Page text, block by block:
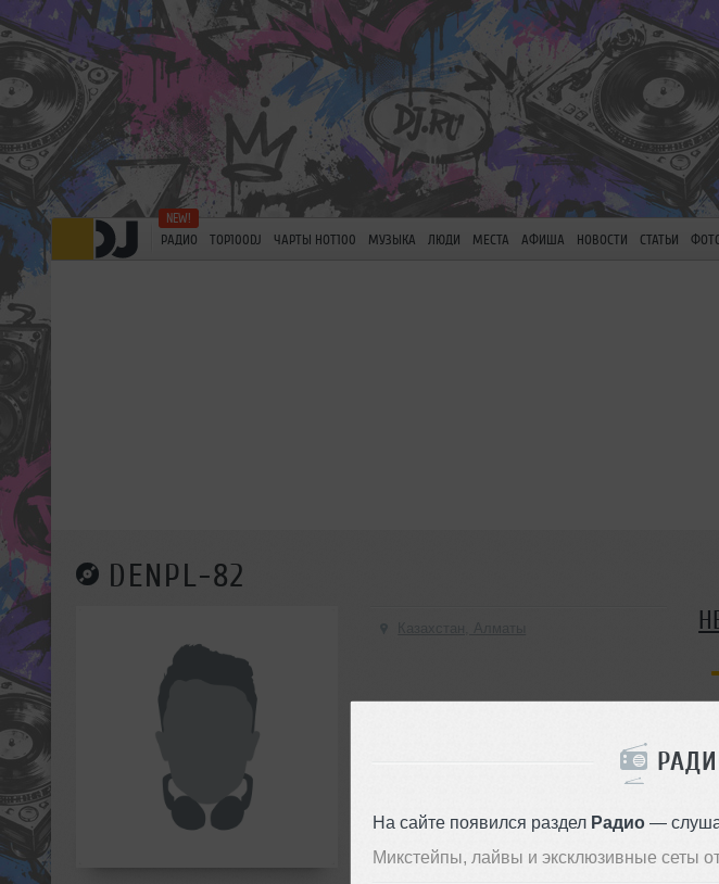
На сайте появился раздел Радио—
Микстейпы, лайвы и эксклюзивные сеты
РАДИО TOP100DJ ЧАРТЫ HOT100 МУЗЫКА ЛЮДИ МЕСТА АФИША НОВОСТИ СТАТЬИ
DENPL-82